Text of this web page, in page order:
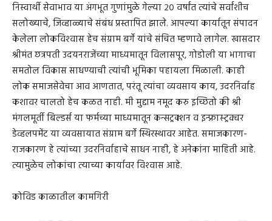
निस्वार्थी सेवाभाव या अंगभूत गुणांमुळे गेल्या २० वर्षांत त्यांचे सर्वांशीच
सलोख्याचे, जिव्हाळ्याचे संबंध प्रस्तापित झाले. आपल्या कार्यातून संपादन
केलेला लोकविश्‍वास हेच संग्राम बर्गे यांचे संचित म्हणावे लागेल. खासदार
श्रीमंत छत्रपती उदयनराजेंच्या माध्यमातून विलासपूर, गोडोली या भागाचा
समतोल विकास साधण्याची त्यांची भूमिका पहायला मिळाली. काही
लोक समाजसेवेचा आव आणतात, परंतू त्यांचा व्यवसाय काय, उदरनिर्वाह
कशावर चालतो हेच कळत नाही. मी मुद्दाम नमूद करु इच्छितो की श्री
मंगलमूर्ती बिल्डर्स या फर्मच्या माध्यमातून कन्सट्रक्शन व इन्फ्रास्ट्रक्चर
डेव्हलपमेंट या व्यवसायात संग्राम बर्गे स्थिरस्थावर आहेत. समाजकारण-
राजकारण हे त्यांच्या उदरनिर्वाहाचे साधन नाही, हे अनेकांना माहिती आहे.
त्यामुळेच लोकांचा त्याच्या कार्यावर विश्‍वास आहे.
कोविड काळातील कामगिरी